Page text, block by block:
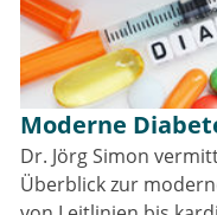
Moderne
Dr. Jörg Simon
Überblick zur